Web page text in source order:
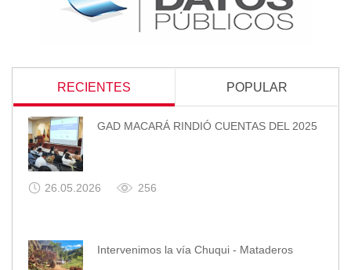
RECIENTES POPULAR
GAD MACARÁ RINDIÓ CUENTAS DEL 2025
26.05.2026 256
Intervenimos la vía Chuqui - Mataderos